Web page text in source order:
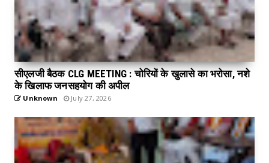
सीएलजी बैठक CLG MEETING : चोरियों के खुलासे का भरोसा, नशे
के खिलाफ जनसहयोग की अपील
Unknown July 27, 2026